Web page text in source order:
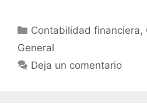
Categorías
Contabilidad financiera,
General
Deja un comentario